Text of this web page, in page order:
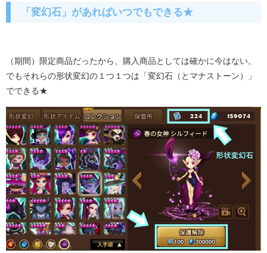
「変幻石」があればいつでもできる★
（期間）限定商品だったから、購入商品としては確かに今はない。
でもそれらの形状変幻の１つ１つは「変幻石（とマナストーン）」
でできる★